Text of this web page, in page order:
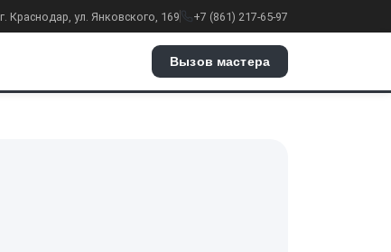
г. Краснодар, ул. Янковского, 169 +7 (861) 217-65-97
Вызов мастера